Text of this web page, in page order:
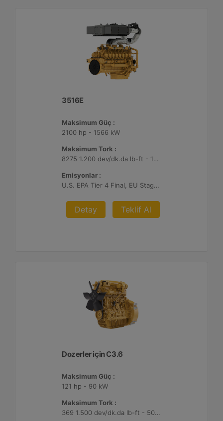
3516E
Maksimum Güç :
2100 hp - 1566 kW
Maksimum Tork :
8275 1.200 dev/dk.da lb-ft - 11220 1.200 dev/dk.da Nm
Emisyonlar :
U.S. EPA Tier 4 Final, EU Stage V
Detay Teklif Al
Dozerler için C3.6
Maksimum Güç :
121 hp - 90 kW
Maksimum Tork :
369 1.500 dev/dk.da lb-ft - 500 1.500 dev/dk.da Nm